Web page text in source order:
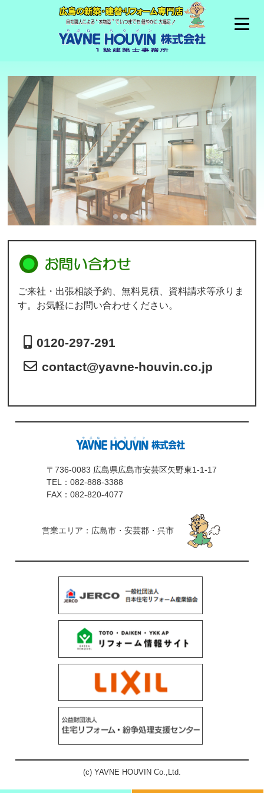
ご来社・出張相談予約、無料見積、資料請求等承りま
す。お気軽にお問い合わせください。
0120-297-291
contact@yavne-houvin.co.jp
〒736-0083 広島県広島市安芸区矢野東1-1-17
TEL：082-888-3388
FAX：082-820-4077
営業エリア：広島市・安芸郡・呉市
(c) YAVNE HOUVIN Co.,Ltd.